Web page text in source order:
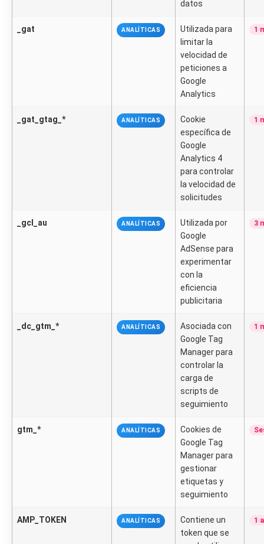
datos
_gat ANALÍTICAS
Utilizada para
limitar la
velocidad de
peticiones a
Google
Analytics
1
_gat_gtag_* ANALÍTICAS
Cookie
específica de
Google
Analytics 4
para controlar
la velocidad de
solicitudes
1
_gcl_au ANALÍTICAS
Utilizada por
Google
AdSense para
experimentar
con la
eficiencia
publicitaria
3
_dc_gtm_* ANALÍTICAS
Asociada con
Google Tag
Manager para
controlar la
carga de
scripts de
seguimiento
1
gtm_* ANALÍTICAS
Cookies de
Google Tag
Manager para
gestionar
etiquetas y
seguimiento
AMP_TOKEN ANALÍTICAS
Contiene un
token que se
1